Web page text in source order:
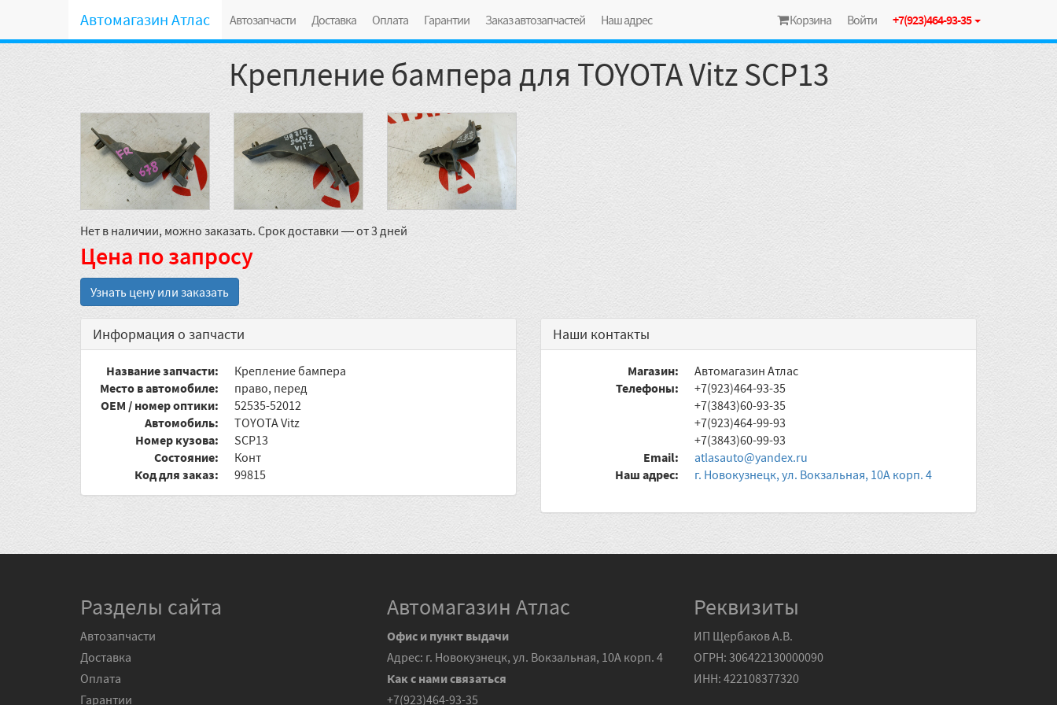
Автомагазин Атлас Автозапчасти Доставка Оплата Гарантии Заказ автозапчастей Наш адрес Корзина Войти +7(923)464-93-35
Крепление бампера для TOYOTA Vitz SCP13
Нет в наличии, можно заказать. Срок доставки — от 3 дней
Цена по запросу
Узнать цену или заказать
Информация о запчасти
Название запчасти:
Крепление бампера
Место в автомобиле:
право, перед
OEM / номер оптики:
52535-52012
Автомобиль:
TOYOTA Vitz
Номер кузова:
SCP13
Состояние:
Конт
Код для заказ:
99815
Наши контакты
Магазин:
Автомагазин Атлас
Телефоны:
+7(923)464-93-35
+7(3843)60-93-35
+7(923)464-99-93
+7(3843)60-99-93
Email:
atlasauto@yandex.ru
Наш адрес:
г. Новокузнецк, ул. Вокзальная, 10А корп. 4
Разделы сайта
Автозапчасти
Доставка
Оплата
Гарантии
Автомагазин Атлас
Офис и пункт выдачи
Адрес: г. Новокузнецк, ул. Вокзальная, 10А корп. 4
Как с нами связаться
+7(923)464-93-35
Реквизиты
ИП Щербаков А.В.
ОГРН: 306422130000090
ИНН: 422108377320